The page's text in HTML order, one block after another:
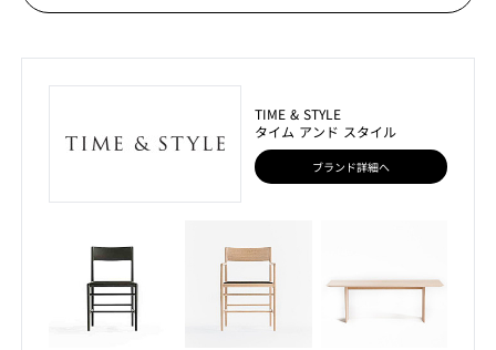
TIME & STYLE
タイム アンド スタイル
ブランド詳細へ